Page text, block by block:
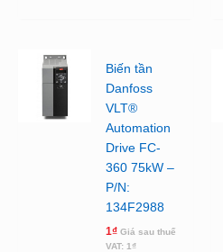
Biến tần
Danfoss
VLT®
Automation
Drive FC-
360 75kW –
P/N:
134F2988
1₫ Giá sau thuế
VAT: 1₫